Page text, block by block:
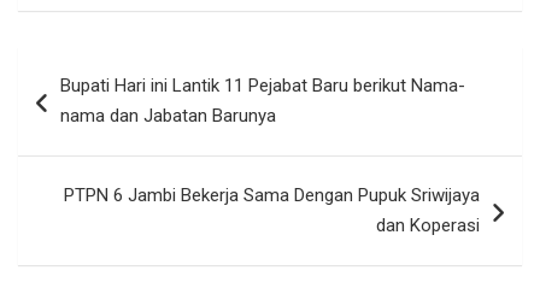
posBupati Hari ini Lantik 11 Pejabat Baru berikut Nama-
nama dan Jabatan Barunya
PTPN 6 Jambi Bekerja Sama Dengan Pupuk Sriwijaya
dan Koperasi